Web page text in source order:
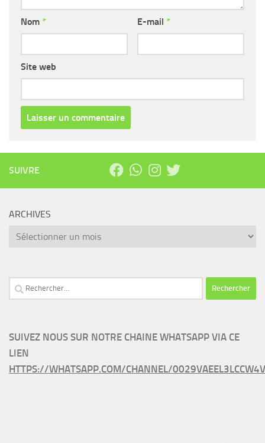
Nom * E-mail *
Site web
SUIVRE
ARCHIVES
Archives
Rechercher :
SUIVEZ NOUS SUR NOTRE CHAINE WHATSAPP VIA CE
LIEN
HTTPS://WHATSAPP.COM/CHANNEL/